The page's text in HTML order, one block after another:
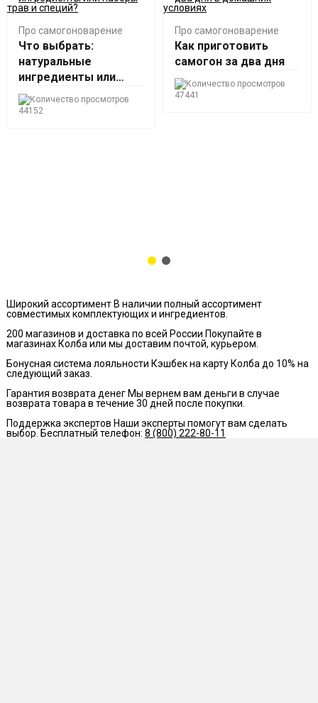
Про самогоноварение
Что выбрать:
натуральные
ингредиенты или
наборы трав и
специй?
44152
Про самогоноварение
Как приготовить
самогон за два дня
47441
Широкий ассортимент В наличии полный ассортимент
совместимых комплектующих и ингредиентов.
200 магазинов и доставка по всей России Покупайте в
магазинах Колба или мы доставим почтой, курьером.
Бонусная система лояльности Кэшбек на карту Колба до 10% на
следующий заказ.
Гарантия возврата денег Мы вернем вам деньги в случае
возврата товара в течение 30 дней после покупки.
Поддержка экспертов Наши эксперты помогут вам сделать
выбор. Бесплатный телефон: 8 (800) 222-80-11